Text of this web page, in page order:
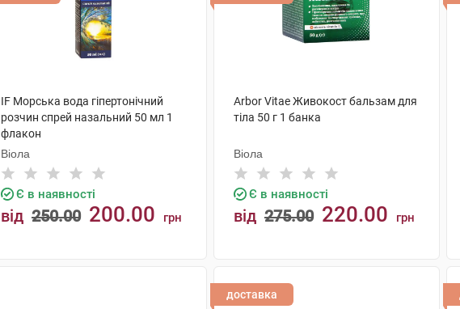
IF Морська вода гіпертонічний
розчин спрей назальний 50 мл 1
флакон
Віола
Є в наявності
від 250.00 200.00 грн
Arbor Vitae Живокост бальзам для
тіла 50 г 1 банка
Віола
Є в наявності
від 275.00 220.00 грн
доставка